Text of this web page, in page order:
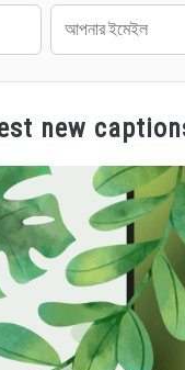
Best new